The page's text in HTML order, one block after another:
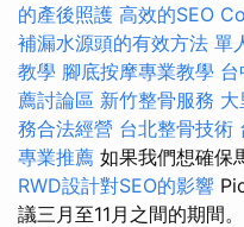
的產後照護 高效的SEO
補漏水源頭的有效方法 單
教學 腳底按摩專業教學
薦討論區 新竹整骨服務
務合法經營 台北整骨技術
專業推薦 如果我們想確保
RWD設計對SEO的影響
議三月至11月之間的期間